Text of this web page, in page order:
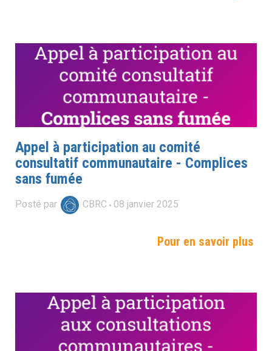
Appel à participation au comité
consultatif communautaire - Complices
sans fumée
Posté par CBRC 08 janvier 2025
Pour en savoir plus